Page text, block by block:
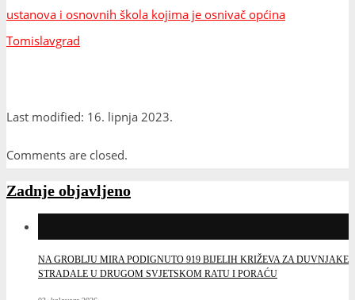
ustanova i osnovnih škola kojima je osnivač općina
Tomislavgrad
Last modified: 16. lipnja 2023.
Comments are closed.
Zadnje objavljeno
NA GROBLJU MIRA PODIGNUTO 919 BIJELIH KRIŽEVA ZA DUVNJAKE
STRADALE U DRUGOM SVJETSKOM RATU I PORAĆU